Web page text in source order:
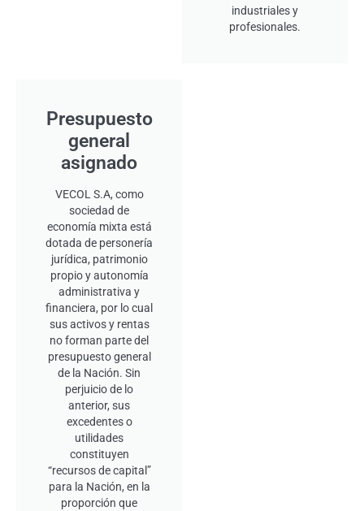
industriales y
profesionales.
Presupuesto
general
asignado
VECOL S.A, como
sociedad de
economía mixta está
dotada de personería
jurídica, patrimonio
propio y autonomía
administrativa y
financiera, por lo cual
sus activos y rentas
no forman parte del
presupuesto general
de la Nación. Sin
perjuicio de lo
anterior, sus
excedentes o
utilidades
constituyen
“recursos de capital”
para la Nación, en la
proporción que